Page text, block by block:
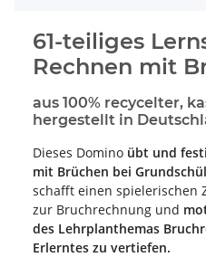
61-teiliges
Rechnen mit
aus 100% recycelter,
hergestellt in
Dieses Domino übt und f
mit Brüchen bei
schafft einen spielerischen
zur Bruchrechnung und
des Lehrplanthemas
Erlerntes zu vertiefen.